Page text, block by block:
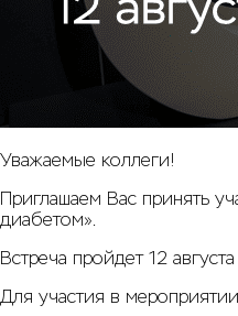
Уважаемые коллеги!
Приглашаем Вас принять
диабетом».
Встреча пройдет 12
Для участия в